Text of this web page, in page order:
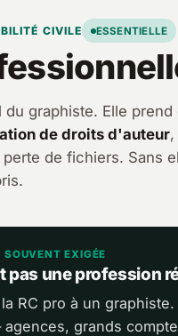
CIVILE ESSENTIELLE
graphiste. Elle
de droits d'auteur,
de fichiers. Sans
EXIGÉE
pas une profession
RC pro à un
grands